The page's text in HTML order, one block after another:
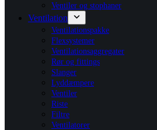
Ventiler og stophaner
Ventilation
Ventilationspakke
Flexsystemer
Ventilationsaggregater
Rør og fittings
Slanger
Lyddæmpere
Ventiler
Riste
Filtre
Ventilatorer